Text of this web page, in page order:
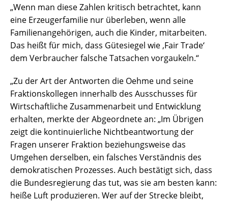
„Wenn man diese Zahlen kritisch betrachtet, kann
eine Erzeugerfamilie nur überleben, wenn alle
Familienangehörigen, auch die Kinder, mitarbeiten.
Das heißt für mich, dass Gütesiegel wie ‚Fair Trade‘
dem Verbraucher falsche Tatsachen vorgaukeln.“
„Zu der Art der Antworten die Oehme und seine
Fraktionskollegen innerhalb des Ausschusses für
Wirtschaftliche Zusammenarbeit und Entwicklung
erhalten, merkte der Abgeordnete an: „Im Übrigen
zeigt die kontinuierliche Nichtbeantwortung der
Fragen unserer Fraktion beziehungsweise das
Umgehen derselben, ein falsches Verständnis des
demokratischen Prozesses. Auch bestätigt sich, dass
die Bundesregierung das tut, was sie am besten kann:
heiße Luft produzieren. Wer auf der Strecke bleibt,